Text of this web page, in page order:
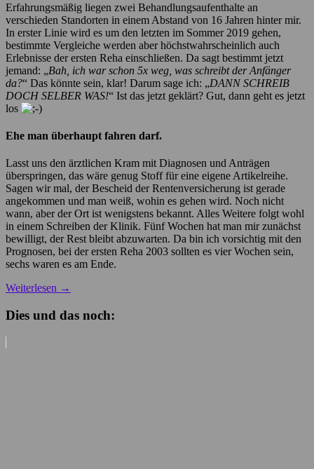
Erfahrungsmäßig liegen zwei Behandlungsaufenthalte an
verschieden Standorten in einem Abstand von 16 Jahren hinter mir.
In erster Linie wird es um den letzten im Sommer 2019 gehen,
bestimmte Vergleiche werden aber höchstwahrscheinlich auch
Erlebnisse der ersten Reha einschließen. Da sagt bestimmt jetzt
jemand: „Bah, ich war schon 5x weg, was schreibt der Anfänger
da?“ Das könnte sein, klar! Darum sage ich: „DANN SCHREIB
DOCH SELBER WAS!“ Ist das jetzt geklärt? Gut, dann geht es jetzt
los
Ehe man überhaupt fahren darf.
Lasst uns den ärztlichen Kram mit Diagnosen und Anträgen
überspringen, das wäre genug Stoff für eine eigene Artikelreihe.
Sagen wir mal, der Bescheid der Rentenversicherung ist gerade
angekommen und man weiß, wohin es gehen wird. Noch nicht
wann, aber der Ort ist wenigstens bekannt. Alles Weitere folgt wohl
in einem Schreiben der Klinik. Fünf Wochen hat man mir zunächst
bewilligt, der Rest bleibt abzuwarten. Da bin ich vorsichtig mit den
Prognosen, bei der ersten Reha 2003 sollten es vier Wochen sein,
sechs waren es am Ende.
Weiterlesen →
Dies und das noch: